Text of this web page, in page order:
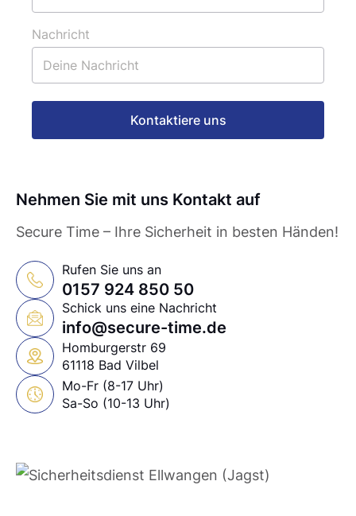
Nehmen Sie mit uns Kontakt auf
Secure Time – Ihre Sicherheit in besten Händen!
Rufen Sie uns an
0157 924 850 50
Schick uns eine Nachricht
info@secure-time.de
Homburgerstr 69
61118 Bad Vilbel
Mo-Fr (8-17 Uhr)
Sa-So (10-13 Uhr)
Nachricht
Kontaktiere uns